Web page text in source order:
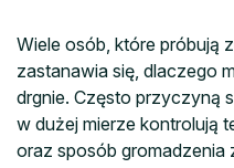
Wiele osób, które próbują
zastanawia się, dlaczego
drgnie. Często przyczyną
w dużej mierze kontrolują
oraz sposób gromadzenia